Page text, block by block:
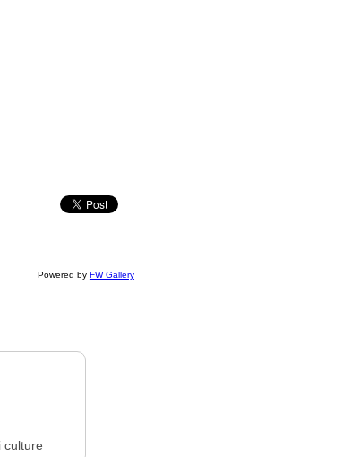
Powered by FW Gallery
culture